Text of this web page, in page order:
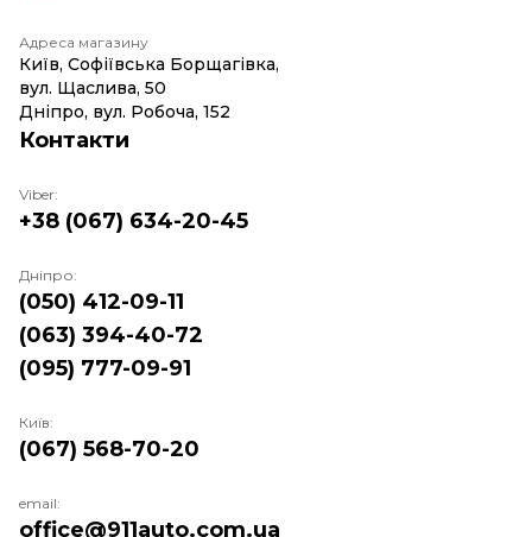
Адреса магазину
Київ, Софіївська Борщагівка,
вул. Щаслива, 50
Дніпро, вул. Робоча, 152
Контакти
Viber:
+38 (067) 634-20-45
Дніпро:
(050) 412-09-11
(063) 394-40-72
(095) 777-09-91
Київ:
(067) 568-70-20
email:
office@911auto.com.ua